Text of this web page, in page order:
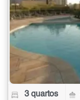
3 quartos